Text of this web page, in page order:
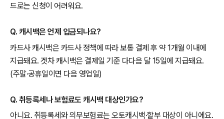
드로는 신청이 어려워요.
Q. 캐시백은 언제 입금되나요?
카드사 캐시백은 카드사 정책에 따라 보통 결제 후 약 1개월 이내에
지급돼요. 겟차 캐시백은 결제일 기준 다다음 달 15일에 지급돼요.
(주말·공휴일이면 다음 영업일)
Q. 취등록세나 보험료도 캐시백 대상인가요?
아니요. 취등록세와 의무보험료는 오토캐시백·할부 대상이 아니에요.